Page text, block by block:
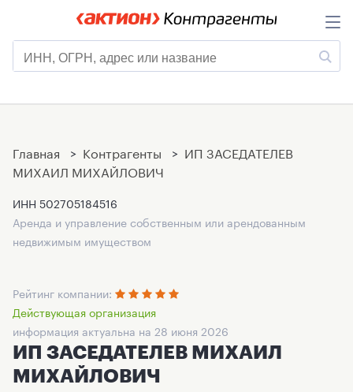
Главная > Контрагенты > ИП ЗАСЕДАТЕЛЕВ
МИХАИЛ МИХАЙЛОВИЧ
ИНН 502705184516
Аренда и управление собственным или арендованным
недвижимым имуществом
Рейтинг компании:
Действующая организация
информация актуальна на 28 июня 2026
ИП ЗАСЕДАТЕЛЕВ МИХАИЛ
МИХАЙЛОВИЧ